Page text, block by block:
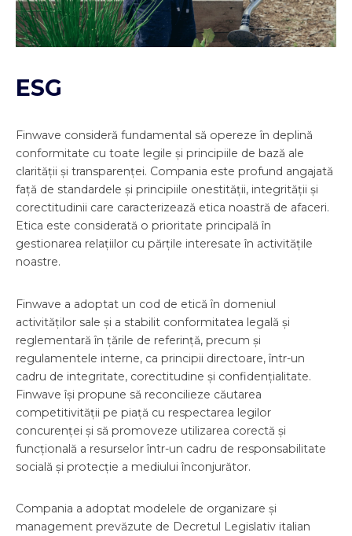
ESG
Finwave consideră fundamental să opereze în deplină
conformitate cu toate legile și principiile de bază ale
clarității și transparenței. Compania este profund angajată
față de standardele și principiile onestității, integrității și
corectitudinii care caracterizează etica noastră de afaceri.
Etica este considerată o prioritate principală în
gestionarea relațiilor cu părțile interesate în activitățile
noastre.
Finwave a adoptat un cod de etică în domeniul
activităților sale și a stabilit conformitatea legală și
reglementară în țările de referință, precum și
regulamentele interne, ca principii directoare, într-un
cadru de integritate, corectitudine și confidențialitate.
Finwave își propune să reconcilieze căutarea
competitivității pe piață cu respectarea legilor
concurenței și să promoveze utilizarea corectă și
funcțională a resurselor într-un cadru de responsabilitate
socială și protecție a mediului înconjurător.
Compania a adoptat modelele de organizare și
management prevăzute de Decretul Legislativ italian